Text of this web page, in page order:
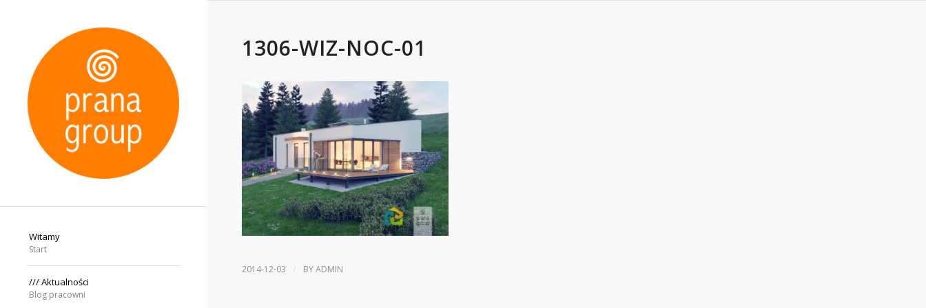
Witamy
Start
/// Aktualności
Blog pracowni
1306-WIZ-NOC-01
2014-12-03 / BYADMIN